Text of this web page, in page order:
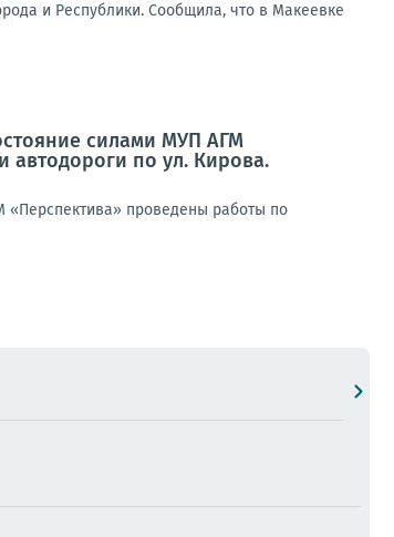
и Республики. Сообщила, что в Макеевке
силами МУП АГМ
автодороги по ул. Кирова.
«Перспектива» проведены работы по